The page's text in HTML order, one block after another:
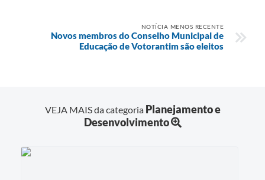
NOTÍCIA MENOS RECENTE
Novos membros do Conselho Municipal de
Educação de Votorantim são eleitos
VEJA MAIS da categoria Planejamento e
Desenvolvimento